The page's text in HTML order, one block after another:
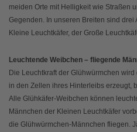
meiden Orte mit Helligkeit wie Straßen
Gegenden. In unseren Breiten sind
Kleine Leuchtkäfer, der Große
Leuchtende Weibchen – fliegende
Die Leuchtkraft der Glühwürmchen
in den Zellen ihres Hinterleibs erzeugt,
Alle Glühkäfer-Weibchen können
Männchen der Kleinen Leuchtkäfer
die Glühwürmchen-Männchen fliegen.